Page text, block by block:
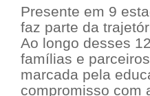
Presente em 9
faz parte da
Ao longo desses
famílias e
marcada pela
compromisso com